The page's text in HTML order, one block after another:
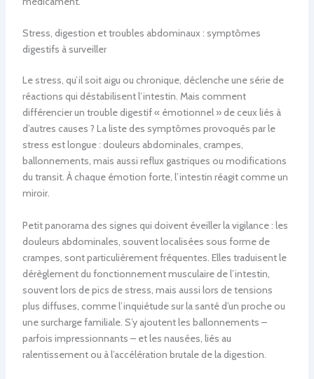
Stress, digestion et troubles abdominaux : symptômes
digestifs à surveiller
Le stress, qu’il soit aigu ou chronique, déclenche une série de
réactions qui déstabilisent l’intestin. Mais comment
différencier un trouble digestif « émotionnel » de ceux liés à
d’autres causes ? La liste des symptômes provoqués par le
stress est longue : douleurs abdominales, crampes,
ballonnements, mais aussi reflux gastriques ou modifications
du transit. À chaque émotion forte, l’intestin réagit comme un
miroir.
Petit panorama des signes qui doivent éveiller la vigilance : les
douleurs abdominales, souvent localisées sous forme de
crampes, sont particulièrement fréquentes. Elles traduisent le
dérèglement du fonctionnement musculaire de l’intestin,
souvent lors de pics de stress, mais aussi lors de tensions
plus diffuses, comme l’inquiétude sur la santé d’un proche ou
une surcharge familiale. S’y ajoutent les ballonnements –
parfois impressionnants – et les nausées, liés au
ralentissement ou à l’accélération brutale de la digestion.